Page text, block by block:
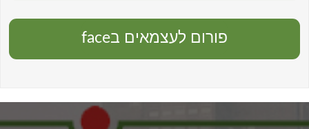
פורום לעצמאים בface